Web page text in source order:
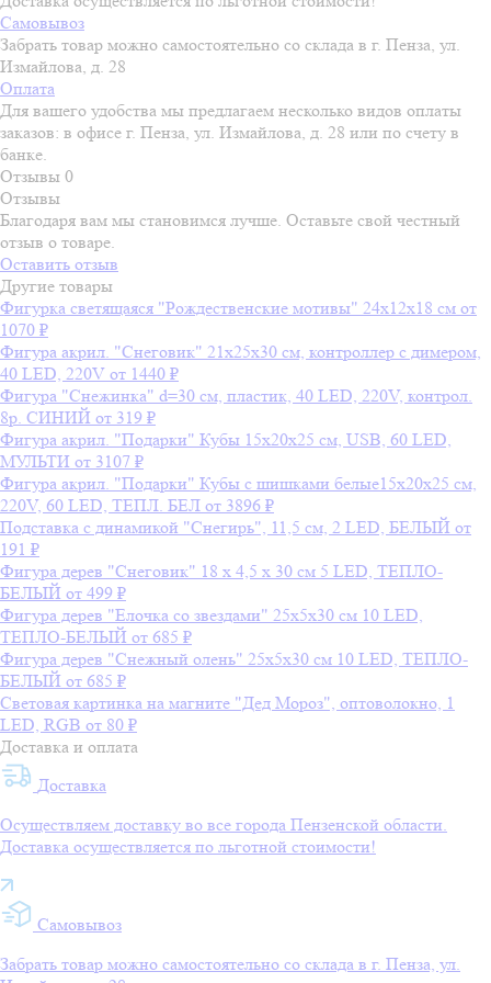
Самовывоз
Забрать товар можно самостоятельно со склада в г. Пенза, ул.
Измайлова, д. 28
Оплата
Для вашего удобства мы предлагаем несколько видов оплаты
заказов: в офисе г. Пенза, ул. Измайлова, д. 28 или по счету в
банке.
Отзывы 0
Отзывы
Благодаря вам мы становимся лучше. Оставьте свой честный
отзыв о товаре.
Оставить отзыв
Другие товары
Фигурка светящаяся "Рождественские мотивы" 24х12х18 см от
1070 ₽
Фигура акрил. "Снеговик" 21х25х30 см, контроллер с димером,
40 LED, 220V от 1440 ₽
Фигура "Снежинка" d=30 см, пластик, 40 LED, 220V, контрол.
8р. СИНИЙ от 319 ₽
Фигура акрил. "Подарки" Кубы 15х20х25 см, USB, 60 LED,
МУЛЬТИ от 3107 ₽
Фигура акрил. "Подарки" Кубы с шишками белые15х20х25 см,
220V, 60 LED, ТЕПЛ. БЕЛ от 3896 ₽
Подставка с динамикой "Снегирь", 11,5 см, 2 LED, БЕЛЫЙ от
191 ₽
Фигура дерев "Снеговик" 18 х 4,5 х 30 см 5 LED, ТЕПЛО-
БЕЛЫЙ от 499 ₽
Фигура дерев "Елочка со звездами" 25х5х30 см 10 LED,
ТЕПЛО-БЕЛЫЙ от 685 ₽
Фигура дерев "Снежный олень" 25х5х30 см 10 LED, ТЕПЛО-
БЕЛЫЙ от 685 ₽
Световая картинка на магните "Дед Мороз", оптоволокно, 1
LED, RGB от 80 ₽
Доставка и оплата
Доставка
Осуществляем доставку во все города Пензенской области.
Доставка осуществляется по льготной стоимости!
Самовывоз
Забрать товар можно самостоятельно со склада в г. Пенза, ул.